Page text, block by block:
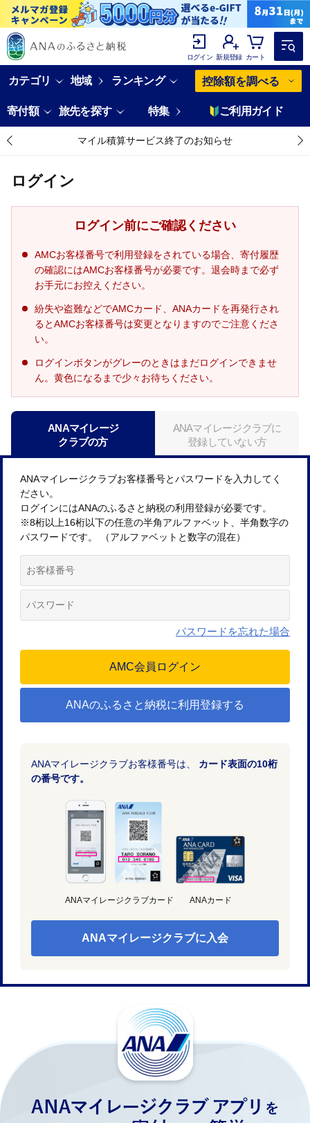
ログイン 新規登録 カート
カテゴリ 地域 ランキング 控除額を調べる
寄付額 旅先を探す 特集 ご利用ガイド
マイル積算サービス終了のお知らせ
ログイン
ログイン前にご確認ください
AMCお客様番号で利用登録をされている場合、寄付履歴
の確認にはAMCお客様番号が必要です。退会時まで必ず
お手元にお控えください。
紛失や盗難などでAMCカード、ANAカードを再発行され
るとAMCお客様番号は変更となりますのでご注意くださ
い。
ログインボタンがグレーのときはまだログインできませ
ん。黄色になるまで少々お待ちください。
ANAマイレージ
クラブの方
ANAマイレージクラブに
登録していない方
ANAマイレージクラブお客様番号とパスワードを入力してく
ださい。
ログインにはANAのふるさと納税の利用登録が必要です。
※8桁以上16桁以下の任意の半角アルファベット、半角数字の
パスワードです。 （アルファベットと数字の混在）
パスワードを忘れた場合
ANAのふるさと納税に利用登録する
ANAマイレージクラブお客様番号は、 カード表面の10桁
の番号です。
ANAマイレージクラブカード ANAカード
ANAマイレージクラブに入会